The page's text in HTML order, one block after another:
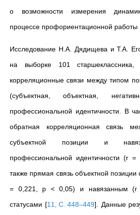
о возможности измерения
процессе профориентационной работы
Исследование Н.А. Дядищева и Т.А.
на выборке 101
корреляционные связи между типом
(субъектная, объектная,
профессиональной идентичности. В
обратная корреляционная связь
субъектной позиции и
профессиональной идентичности (r
также прямая связь объектной
= 0,221, p < 0,05) и навязанным
статусами [11, С. 448–449] . Данные